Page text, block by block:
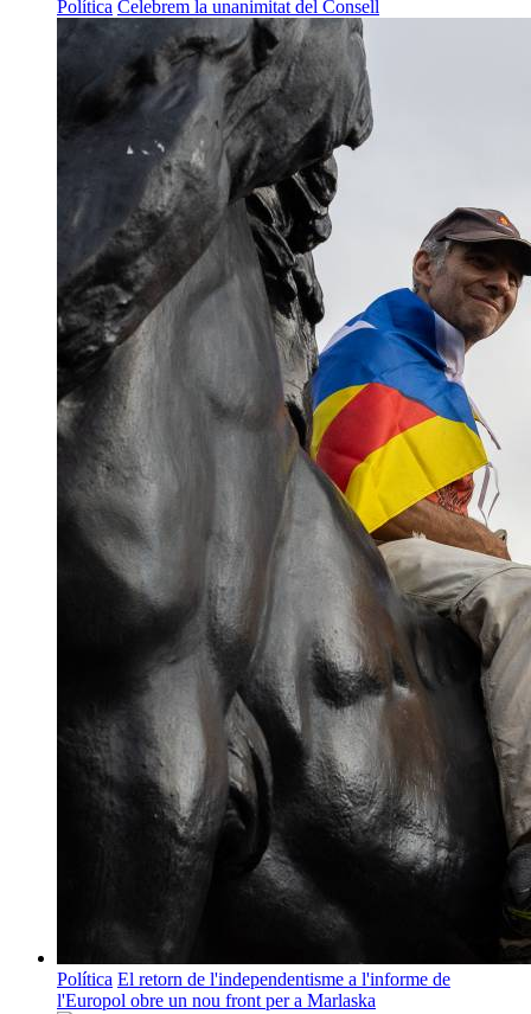
Política Celebrem la unanimitat del Consell
Política El retorn de l'independentisme a l'informe de
l'Europol obre un nou front per a Marlaska